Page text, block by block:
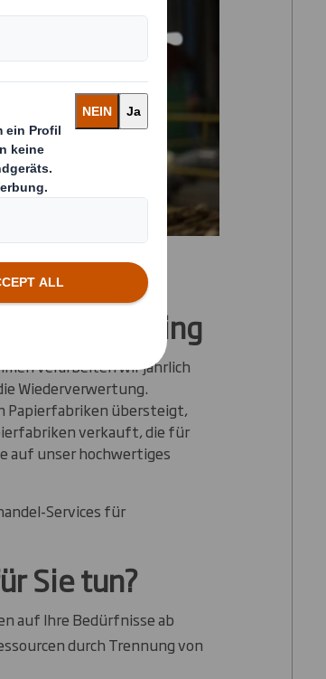
das Recycling
verarbeiten wir jährlich
Wiederverwertung.
Papierfabriken übersteigt,
verkauft, die für
auf unser hochwertiges
Services für
Sie tun?
auf Ihre Bedürfnisse ab
durch Trennung von